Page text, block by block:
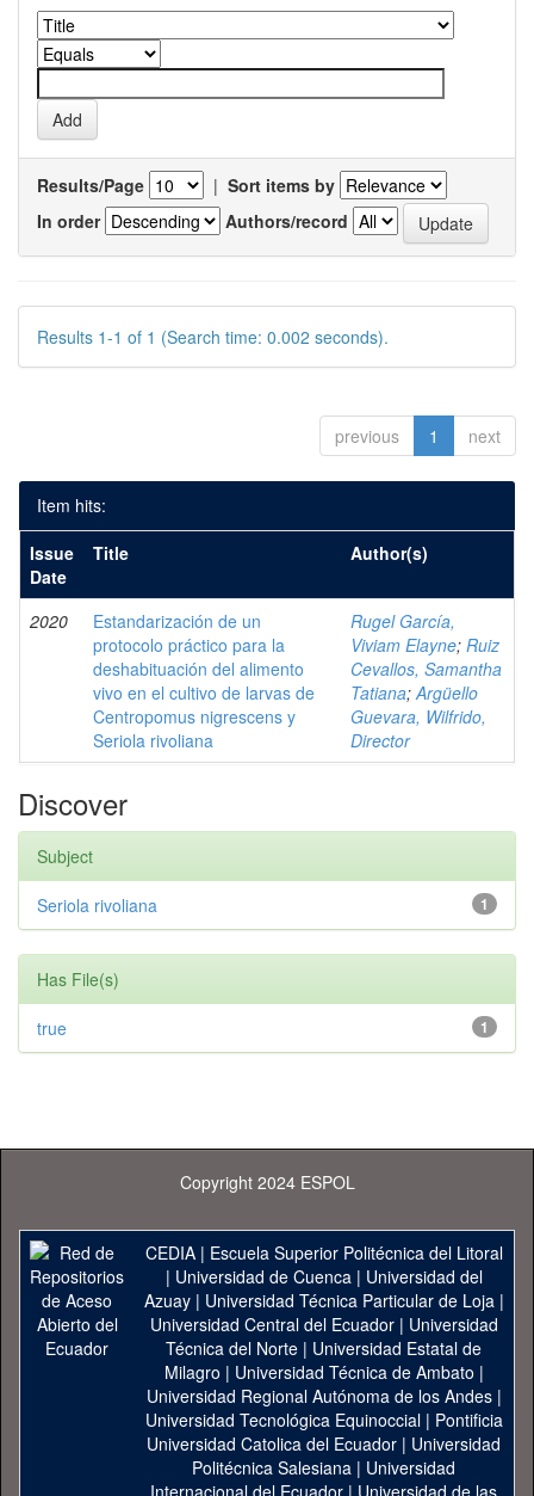
Results/Page | Sort items by
In order
Authors/record
Results 1-1 of 1 (Search time: 0.002 seconds).
previous 1 next
Item hits:
Issue
Date
Title Author(s)
2020
Estandarización de un
protocolo práctico para la
deshabituación del alimento
vivo en el cultivo de larvas de
Centropomus nigrescens y
Seriola rivoliana
Rugel García,
Viviam Elayne; Ruiz
Cevallos, Samantha
Tatiana;Argüello
Guevara, Wilfrido,
Director
Discover
Subject
1
Seriola rivoliana
Has File(s)
1
true
Copyright 2024 ESPOL
CEDIA| Escuela Superior Politécnica del Litoral
| Universidad de Cuenca| Universidad del
Azuay| Universidad Técnica Particular de Loja|
Universidad Central del Ecuador| Universidad
Técnica del Norte | Universidad Estatal de
Milagro | Universidad Técnica de Ambato |
Universidad Regional Autónoma de los Andes|
Universidad Tecnológica Equinoccial| Pontificia
Universidad Catolica del Ecuador | Universidad
Politécnica Salesiana | Universidad
Internacional del Ecuador | Universidad de las